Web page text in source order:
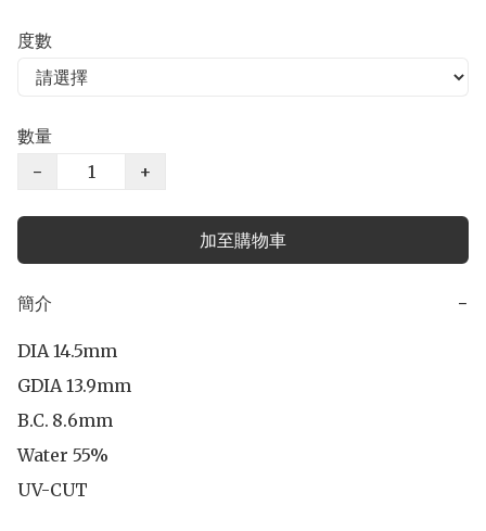
度數
數量
−
+
加至購物車
簡介 −
DIA 14.5mm
GDIA 13.9mm
B.C.	8.6mm
Water 55%
UV-CUT